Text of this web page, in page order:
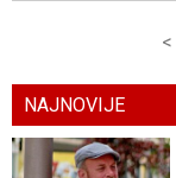
<
NAJNOVIJE